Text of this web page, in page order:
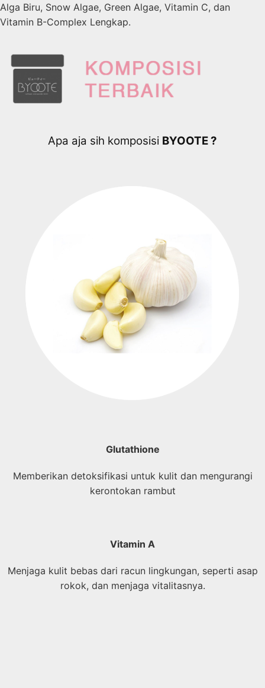
Alga Biru, Snow Algae, Green Algae, Vitamin C, dan
Vitamin B-Complex Lengkap.
Apa aja sih komposisi BYOOTE ?​
Glutathione
Memberikan detoksifikasi untuk kulit dan mengurangi
kerontokan rambut
Vitamin A
Menjaga kulit bebas dari racun lingkungan, seperti asap
rokok, dan menjaga vitalitasnya.